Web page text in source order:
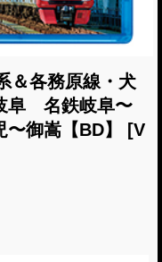
＆各務原線・犬
阜 名鉄岐阜〜
御嵩【BD】
[V